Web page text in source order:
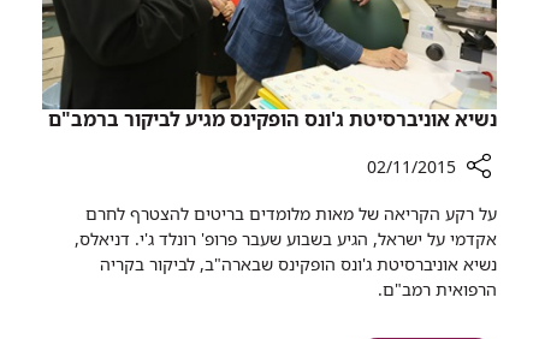
נשיא אוניברסיטת ג'ונס הופקינס מגיע לביקור ברמב"ם
שיתוף
נשיא
אוניברסיטת
ג'ונס
02/11/2015
על רקע הקריאה של מאות מלומדים בריטים להצטרף לחרם
אקדמי על ישראל, הגיע בשבוע שעבר פרופ' רונלד ג'י. דניאלס,
נשיא אוניברסיטת ג'ונס הופקינס שבארה"ב, לביקור בקריה
הרפואית רמב"ם.